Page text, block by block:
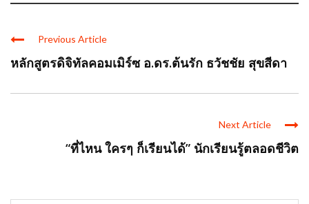
Previous Article
หลักสูตรดิจิทัลคอมเมิร์ซ อ.ดร.ต้นรัก ธวัชชัย สุขสีดา
Next Article
“ที่ไหน ใครๆ ก็เรียนได้” นักเรียนรู้ตลอดชีวิต